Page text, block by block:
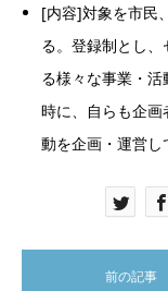
[内容]対象を市民
る。登録制とし
る様々な事業・
時に、自らも企
動を企画・運営し
前の記事